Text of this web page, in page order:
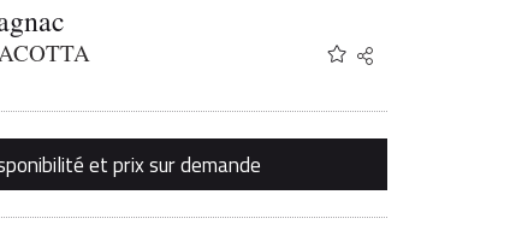
Share
Twitter
et prix sur demande